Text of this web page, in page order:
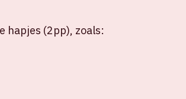
hapjes (2pp), zoals: